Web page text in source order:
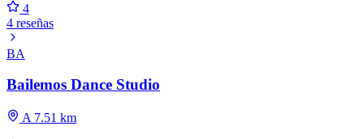
4
4 reseñas
BA
Bailemos Dance Studio
A 7.51 km